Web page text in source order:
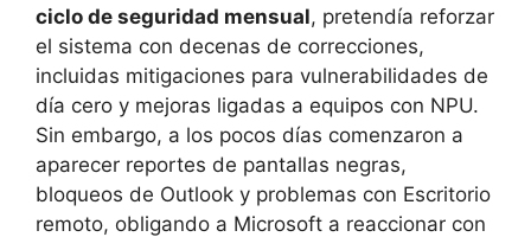
ciclo de seguridad mensual, pretendía reforzar
el sistema con decenas de correcciones,
incluidas mitigaciones para vulnerabilidades de
día cero y mejoras ligadas a equipos con NPU.
Sin embargo, a los pocos días comenzaron a
aparecer reportes de pantallas negras,
bloqueos de Outlook y problemas con Escritorio
remoto, obligando a Microsoft a reaccionar con